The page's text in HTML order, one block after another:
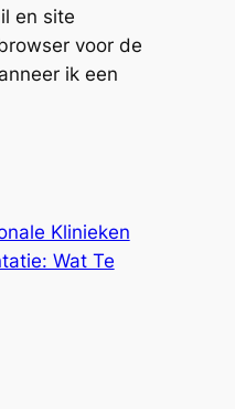
en site
voor de
ik een
Klinieken
Wat Te